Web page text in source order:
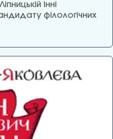
Інні
філологічних